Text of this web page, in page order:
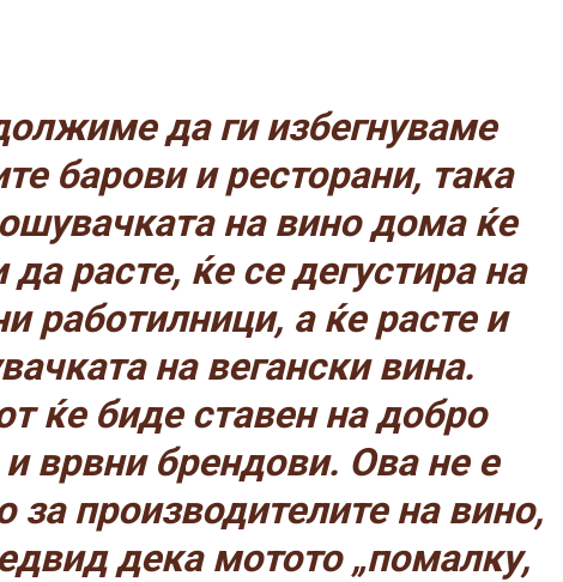
да ги избегнуваме
барови и ресторани, така
на вино дома ќе
расте, ќе се дегустира на
работилници, а ќе расте и
на вегански вина.
ќе биде ставен на добро
врвни брендови. Ова не е
за производителите на вино,
дека мотото „помалку,